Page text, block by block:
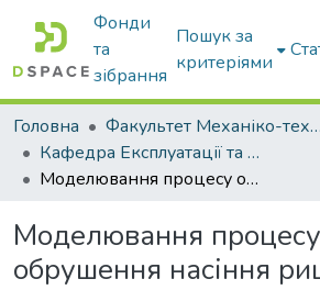
Фонди
та
зібрання
Пошук за
критеріями
Головна
Факультет Механіко-технологічний
Кафедра Експлуатації та технічного сервісу машин
Моделювання процесу обрушення насіння рицини
Моделювання процесу
обрушення насіння